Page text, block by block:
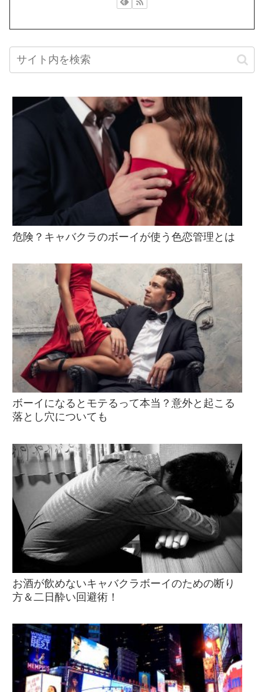
危険？キャバクラのボーイが使う色恋管理とは
ボーイになるとモテるって本当？意外と起こる
落とし穴についても
お酒が飲めないキャバクラボーイのための断り
方＆二日酔い回避術！